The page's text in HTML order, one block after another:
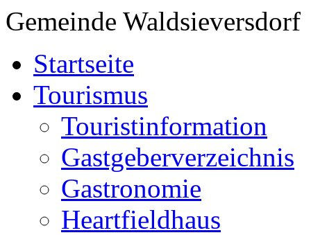
Gemeinde Waldsieversdorf
Startseite
Tourismus
Touristinformation
Gastgeberverzeichnis
Gastronomie
Heartfieldhaus